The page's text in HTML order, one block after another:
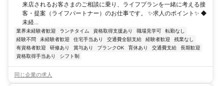
来店されるお客さまのご相談に乗り、ライフプランを一緒に考える接
客・提案（ライフパートナー）のお仕事です。 ✨求人のポイント✨ ◆
未経...
業界未経験者歓迎 ランチタイム 資格取得支援あり 職場見学可
転勤なし
経験不問
未経験者歓迎 住宅手当あり 交通費全額支給 経験者歓迎
残業なし
有資格者歓迎
研修あり 賞与あり ブランクOK 育休あり 交通費支給
長期歓迎
資格取得手当あり
シフト制
同じ企業の求人